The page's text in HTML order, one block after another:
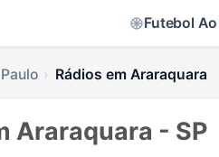
Futebol
Rádios em Araraquara
Araraquara - SP